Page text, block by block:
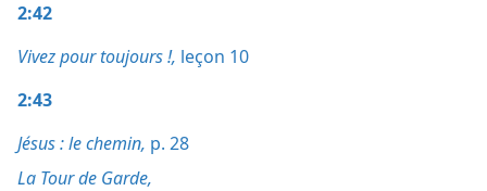
2:42
Vivez pour toujours !, leçon 10
2:43
Jésus : le chemin, p. 28
La Tour de Garde,